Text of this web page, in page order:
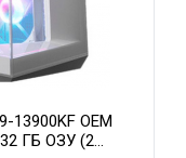
13900KF OEM
ГБ ОЗУ (2